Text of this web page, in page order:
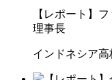
【レポート】
理事長
インドネシア